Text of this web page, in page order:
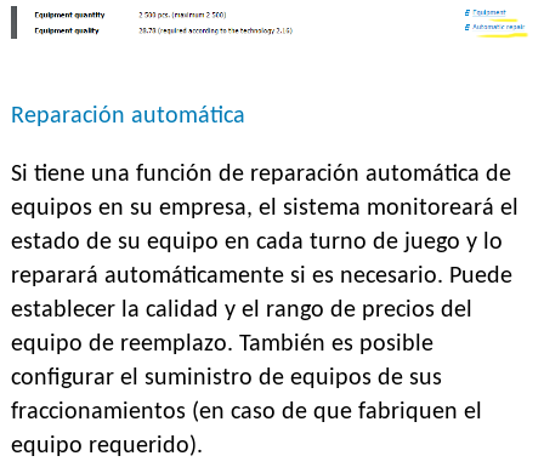
Reparación automática
Si tiene una función de reparación automática de
equipos en su empresa, el sistema monitoreará el
estado de su equipo en cada turno de juego y lo
reparará automáticamente si es necesario. Puede
establecer la calidad y el rango de precios del
equipo de reemplazo. También es posible
configurar el suministro de equipos de sus
fraccionamientos (en caso de que fabriquen el
equipo requerido).